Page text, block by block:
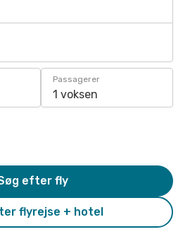
Passagerer
1 voksen
flyrejse + hotel
efter fly